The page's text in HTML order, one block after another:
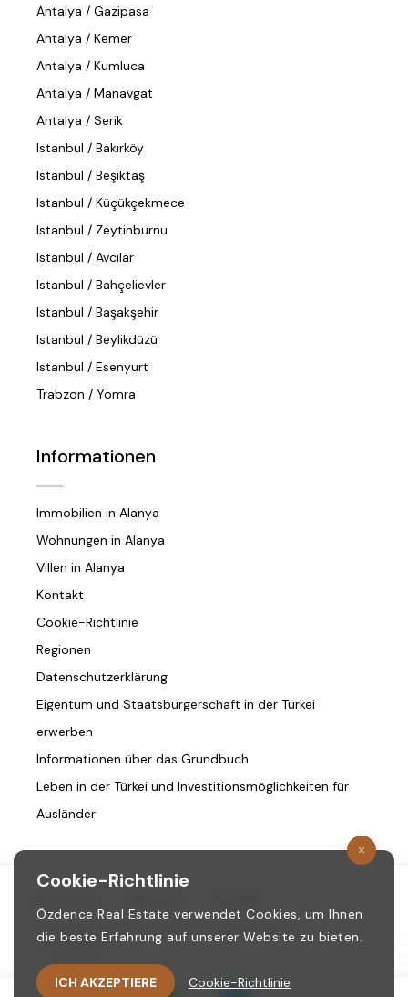
Antalya / Gazipasa
Antalya / Kemer
Antalya / Kumluca
Antalya / Manavgat
Antalya / Serik
Istanbul / Bakırköy
Istanbul / Beşiktaş
Istanbul / Küçükçekmece
Istanbul / Zeytinburnu
Istanbul / Avcılar
Istanbul / Bahçelievler
Istanbul / Başakşehir
Istanbul / Beylikdüzü
Istanbul / Esenyurt
Trabzon / Yomra
Informationen
Immobilien in Alanya
Wohnungen in Alanya
Villen in Alanya
Kontakt
Cookie-Richtlinie
Regionen
Datenschutzerklärung
Eigentum und Staatsbürgerschaft in der Türkei
erwerben
Informationen über das Grundbuch
Leben in der Türkei und Investitionsmöglichkeiten für
Ausländer
vorbehalten.
Cookie-Richtlinie
Özdence Real Estate verwendet Cookies, um Ihnen
die beste Erfahrung auf unserer Website zu bieten.
ICH AKZEPTIERE Cookie-Richtlinie